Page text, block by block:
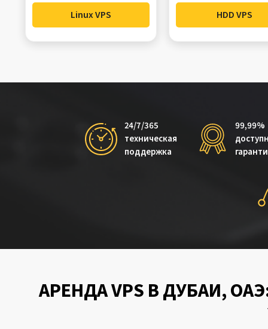
Linux VPS HDD VPS
24/7/365
техническая
поддержка
99,99%
АРЕНДА VPS В ДУБАИ,